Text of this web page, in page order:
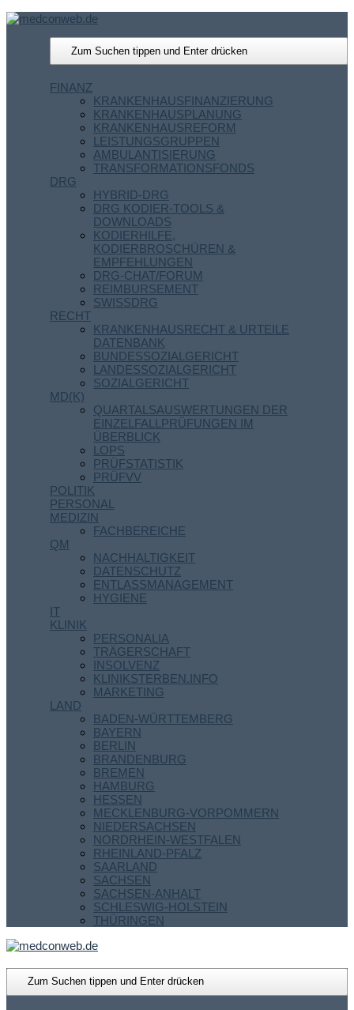
FINANZ
KRANKENHAUSFINANZIERUNG
KRANKENHAUSPLANUNG
KRANKENHAUSREFORM
LEISTUNGSGRUPPEN
AMBULANTISIERUNG
TRANSFORMATIONSFONDS
DRG
HYBRID-DRG
DRG KODIER-TOOLS &
DOWNLOADS
KODIERHILFE,
KODIERBROSCHÜREN &
EMPFEHLUNGEN
DRG-CHAT/FORUM
REIMBURSEMENT
SWISSDRG
RECHT
KRANKENHAUSRECHT & URTEILE
DATENBANK
BUNDESSOZIALGERICHT
LANDESSOZIALGERICHT
SOZIALGERICHT
MD(K)
QUARTALSAUSWERTUNGEN DER
EINZELFALLPRÜFUNGEN IM
ÜBERBLICK
LOPS
PRÜFSTATISTIK
PRÜFVV
POLITIK
PERSONAL
MEDIZIN
FACHBEREICHE
QM
NACHHALTIGKEIT
DATENSCHUTZ
ENTLASSMANAGEMENT
HYGIENE
IT
KLINIK
PERSONALIA
TRÄGERSCHAFT
INSOLVENZ
KLINIKSTERBEN.INFO
MARKETING
LAND
BADEN-WÜRTTEMBERG
BAYERN
BERLIN
BRANDENBURG
BREMEN
HAMBURG
HESSEN
MECKLENBURG-VORPOMMERN
NIEDERSACHSEN
NORDRHEIN-WESTFALEN
RHEINLAND-PFALZ
SAARLAND
SACHSEN
SACHSEN-ANHALT
SCHLESWIG-HOLSTEIN
THÜRINGEN